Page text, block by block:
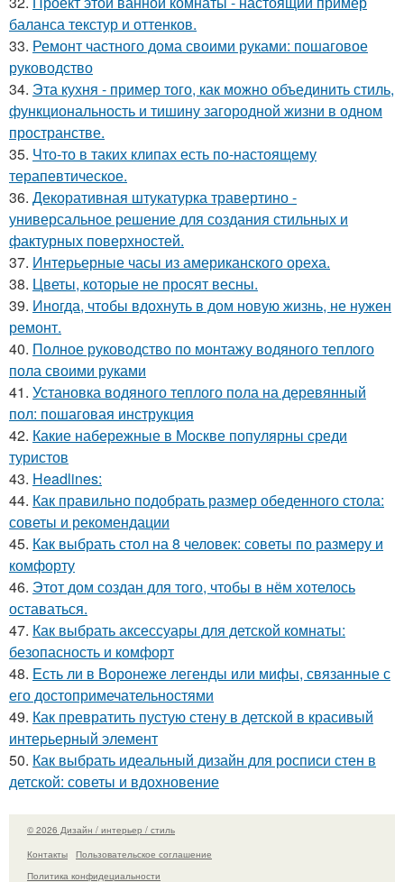
баланса текстур и оттенков.
33. Ремонт частного дома своими руками: пошаговое
руководство
34. Эта кухня - пример того, как можно объединить стиль,
функциональность и тишину загородной жизни в одном
пространстве.
35. Что-то в таких клипах есть по-настоящему
терапевтическое.
36. Декоративная штукатурка травертино -
универсальное решение для создания стильных и
фактурных поверхностей.
37. Интерьерные часы из американского ореха.
38. Цветы, которые не просят весны.
39. Иногда, чтобы вдохнуть в дом новую жизнь, не нужен
ремонт.
40. Полное руководство по монтажу водяного теплого
пола своими руками
41. Установка водяного теплого пола на деревянный
пол: пошаговая инструкция
42. Какие набережные в Москве популярны среди
туристов
43. Headlines:
44. Как правильно подобрать размер обеденного стола:
советы и рекомендации
45. Как выбрать стол на 8 человек: советы по размеру и
комфорту
46. Этот дом создан для того, чтобы в нём хотелось
оставаться.
47. Как выбрать аксессуары для детской комнаты:
безопасность и комфорт
48. Есть ли в Воронеже легенды или мифы, связанные с
его достопримечательностями
49. Как превратить пустую стену в детской в красивый
интерьерный элемент
50. Как выбрать идеальный дизайн для росписи стен в
детской: советы и вдохновение
© 2026 Дизайн / интерьер / стиль
Контакты
Пользовательское соглашение
Политика конфидециальности